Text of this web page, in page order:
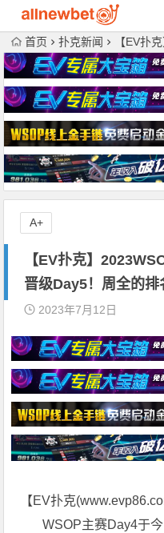
首页 扑克新闻 【EV扑克】
【EV扑克】
晋级Day5！周全的排
2023年7月12日
【EV扑克(
WSOP主赛Day4于今
A+